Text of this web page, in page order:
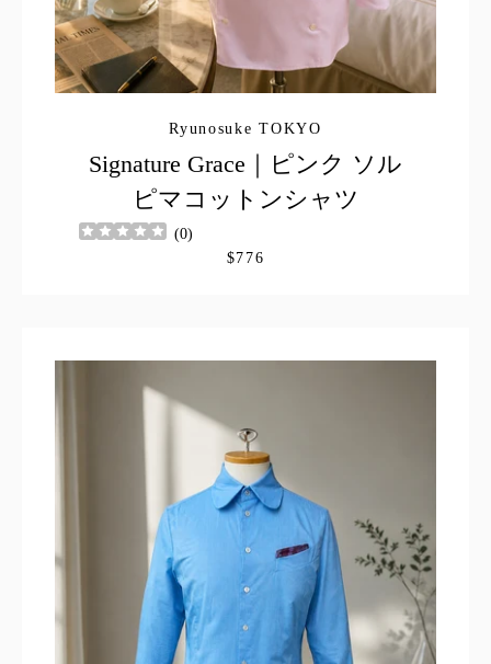
Ryunosuke TOKYO
Signature Grace｜ピンク ソル
ピマコットンシャツ
(0)
$776